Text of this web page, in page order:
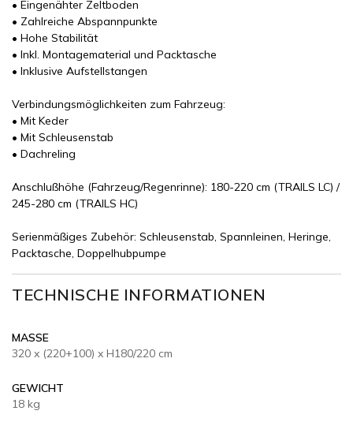
• Eingenähter Zeltboden
• Zahlreiche Abspannpunkte
• Hohe Stabilität
• Inkl. Montagematerial und Packtasche
• Inklusive Aufstellstangen
Verbindungsmöglichkeiten zum Fahrzeug:
• Mit Keder
• Mit Schleusenstab
• Dachreling
Anschlußhöhe (Fahrzeug/Regenrinne): 180-220 cm (TRAILS LC) /
245-280 cm (TRAILS HC)
Serienmäßiges Zubehör: Schleusenstab, Spannleinen, Heringe,
Packtasche, Doppelhubpumpe
TECHNISCHE INFORMATIONEN
MASSE
320 x (220+100) x H180/220 cm
GEWICHT
18 kg